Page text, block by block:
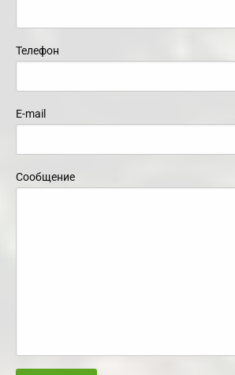
Телефон
E-mail
Сообщение